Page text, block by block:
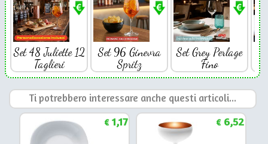
Set 48 Juliette 12
Taglieri
Set 96 Ginevra
Spritz
Set Grey Perlage
Fino
Ti potrebbero interessare anche questi articoli...
€1,17 €6,52